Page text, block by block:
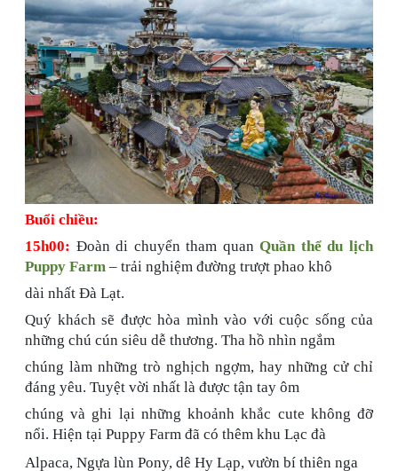
Buổi chiều:
15h00: Đoàn di chuyển tham quanQuần thể du lịch
Puppy Farm – trải nghiệm đường trượt phao khô
dài nhất Đà Lạt.
Quý khách sẽ được hòa mình vào với cuộc sống của
những chú cún siêu dễ thương. Tha hồ nhìn ngắm
chúng làm những trò nghịch ngợm, hay những cử chỉ
đáng yêu. Tuyệt vời nhất là được tận tay ôm
chúng và ghi lại những khoảnh khắc cute không đỡ
nổi. Hiện tại Puppy Farm đã có thêm khu Lạc đà
Alpaca, Ngựa lùn Pony, dê Hy Lạp, vườn bí thiên nga